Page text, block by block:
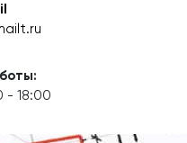
- 18:00